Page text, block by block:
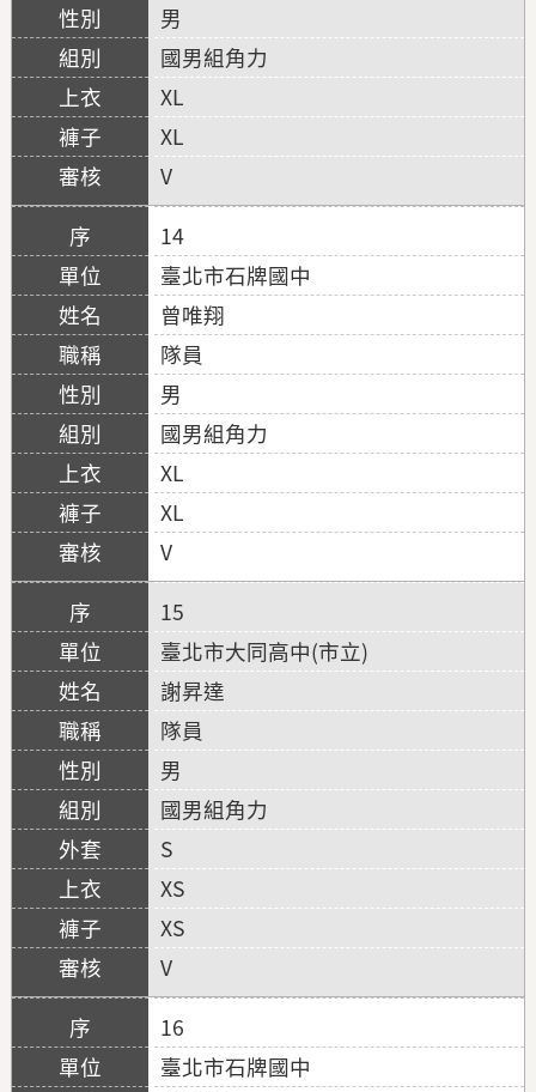
男
國男組角力
XL
XL
V
14
臺北市石牌國中
曾唯翔
隊員
男
國男組角力
XL
XL
V
15
臺北市大同高中(市立)
謝昇達
隊員
男
國男組角力
S
XS
XS
V
16
臺北市石牌國中